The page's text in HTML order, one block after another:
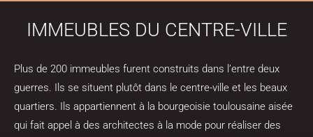
IMMEUBLES DU CENTRE-VILLE
Plus de 200 immeubles furent construits dans l’entre deux
guerres. Ils se situent plutôt dans le centre-ville et les beaux
quartiers. Ils appartiennent à la bourgeoisie toulousaine aisée
qui fait appel à des architectes à la mode pour réaliser des